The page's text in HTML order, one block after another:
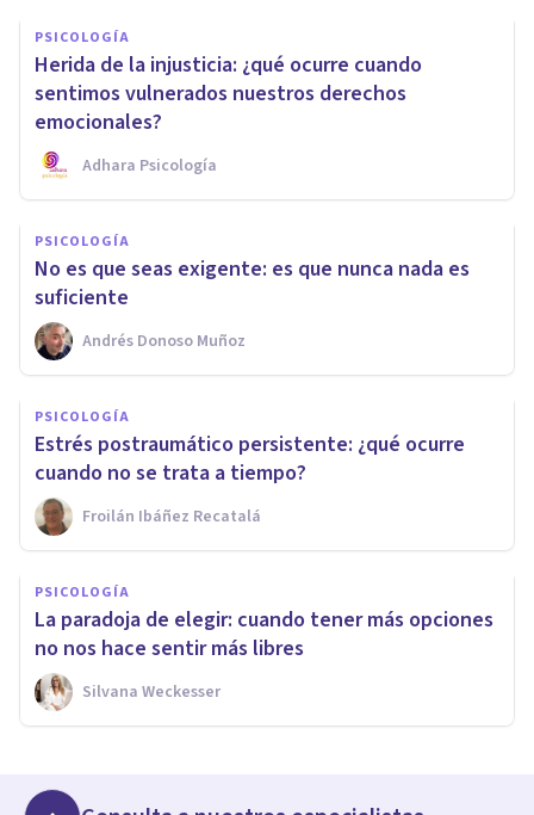
PSICOLOGÍA
Herida de la injusticia: ¿qué ocurre cuando
sentimos vulnerados nuestros derechos
emocionales?
Adhara Psicología
PSICOLOGÍA
No es que seas exigente: es que nunca nada es
suficiente
Andrés Donoso Muñoz
PSICOLOGÍA
Estrés postraumático persistente: ¿qué ocurre
cuando no se trata a tiempo?
Froilán Ibáñez Recatalá
PSICOLOGÍA
La paradoja de elegir: cuando tener más opciones
no nos hace sentir más libres
Silvana Weckesser